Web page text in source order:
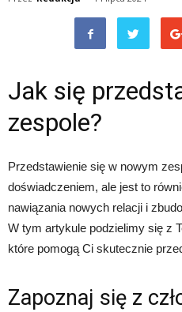
Jak się
zespole?
Przedstawienie się w nowym
doświadczeniem, ale jest to
nawiązania nowych relacji i
W tym artykule podzielimy się z
które pomogą Ci skutecznie
Zapoznaj się z